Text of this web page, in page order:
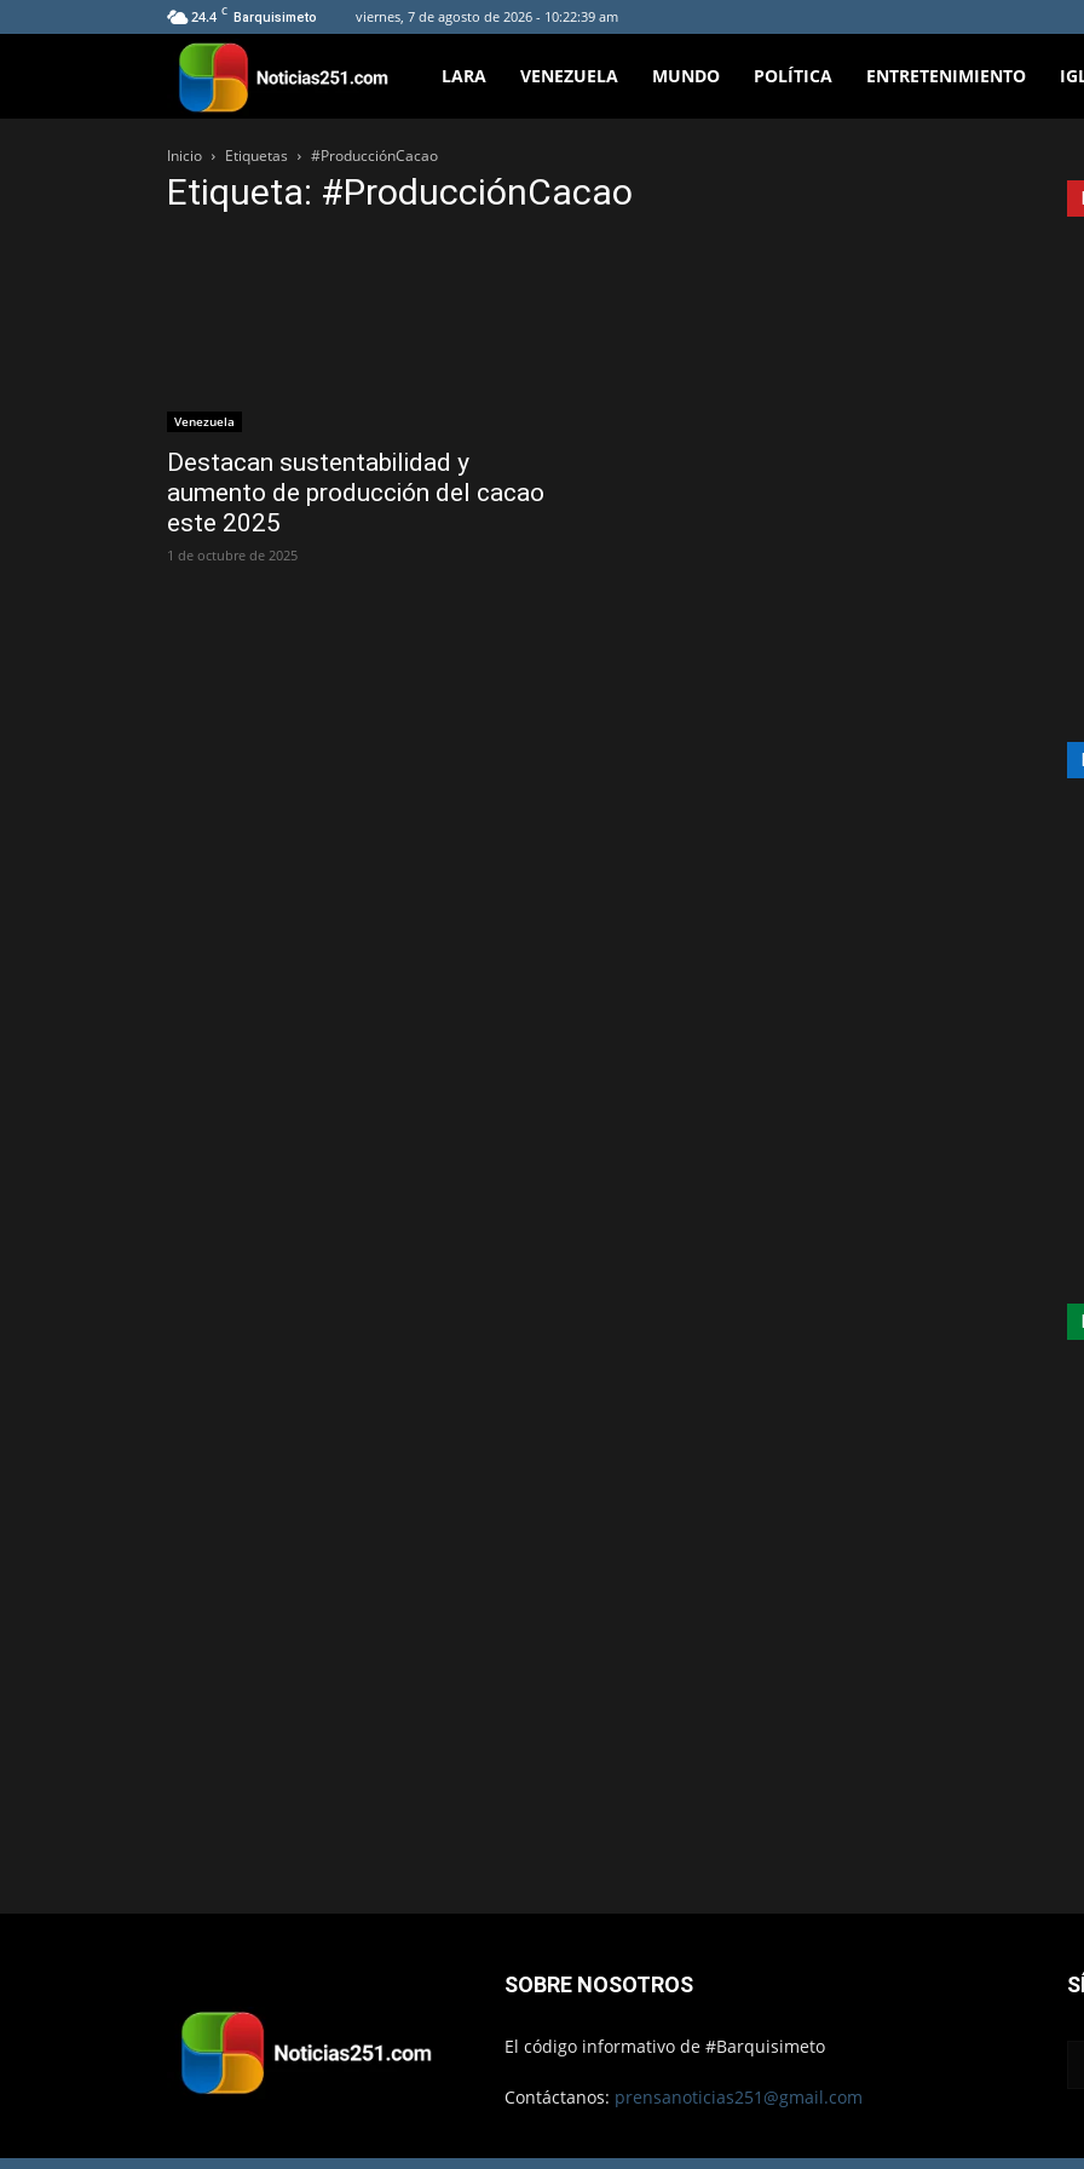
24.4 C Barquisimeto viernes, 7 de agosto de 2026 - 10:22:39 am
Noticias251
LARA VENEZUELA MUNDO POLÍTICA ENTRETENIMIENTO
Inicio Etiquetas #ProducciónCacao
Etiqueta: #ProducciónCacao
Venezuela
Destacan sustentabilidad y
aumento de producción del cacao
este 2025
1 de octubre de 2025
SOBRE NOSOTROS
El código informativo de #Barquisimeto
Contáctanos: prensanoticias251@gmail.com